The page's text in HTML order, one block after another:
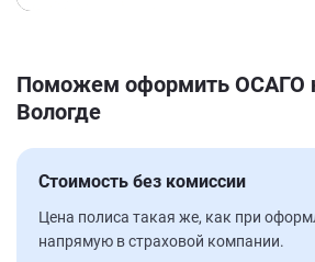
Поможем оформить ОСАГО
Вологде
Стоимость без комиссии
Цена полиса такая же, как при
напрямую в страховой компании.